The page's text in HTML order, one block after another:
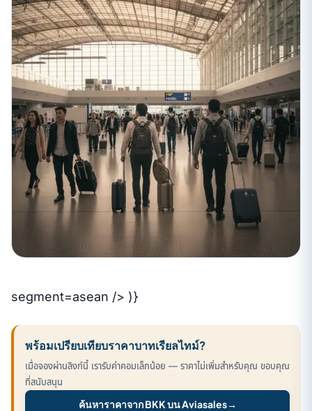
segment=asean /> )}
พร้อมเปรียบเทียบราคาบาทเรียลไทม์?
เมื่อจองผ่านลิงก์นี้ เรารับค่าคอมเล็กน้อย — ราคาไม่เพิ่มสำหรับคุณ ขอบคุณ
ที่สนับสนุน
ค้นหาราคาจาก BKK บน Aviasales→